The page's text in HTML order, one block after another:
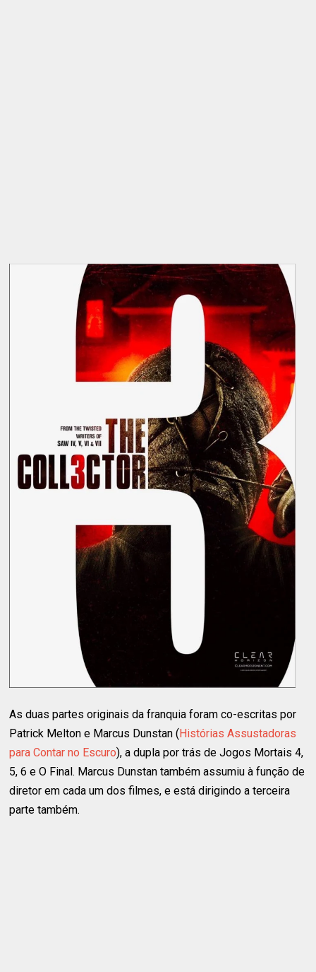
As duas partes originais da franquia foram co-escritas por
Patrick Melton e Marcus Dunstan (Histórias Assustadoras
para Contar no Escuro), a dupla por trás de Jogos Mortais 4,
5, 6 e O Final. Marcus Dunstan também assumiu à função de
diretor em cada um dos filmes, e está dirigindo a terceira
parte também.